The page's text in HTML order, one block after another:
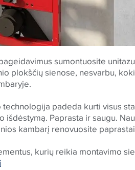
sumontuosite
plokščių sienose, nesvarbu,
padeda kurti visus
išdėstymą. Paprasta ir saugu.
kambarį renovuosite
kurių reikia montavimo